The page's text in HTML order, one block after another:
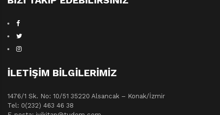
İLETIŞIM BILGILERIMIZ
1476/1 Sk. No: 10/51 35220 Alsancak – Konak/İzmir
Tel: 0(232) 463 46 38